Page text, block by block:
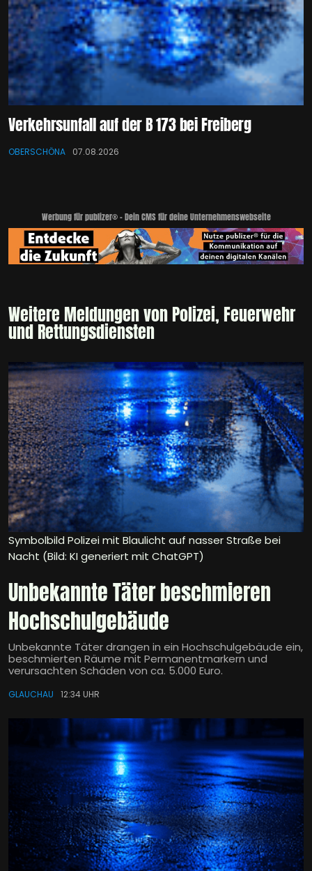
Verkehrsunfall auf der B 173 bei Freiberg
OBERSCHÖNA 07.08.2026
Werbung für publizer® - Dein CMS für deine Unternehmenswebseite
Weitere Meldungen von Polizei, Feuerwehr
und Rettungsdiensten
Symbolbild Polizei mit Blaulicht auf nasser Straße bei
Nacht (Bild: KI generiert mit ChatGPT)
Unbekannte Täter beschmieren
Hochschulgebäude
Unbekannte Täter drangen in ein Hochschulgebäude ein,
beschmierten Räume mit Permanentmarkern und
verursachten Schäden von ca. 5.000 Euro.
GLAUCHAU 12:34 UHR